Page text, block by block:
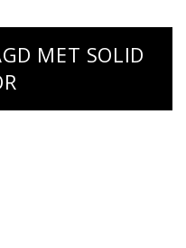
MET SOLID